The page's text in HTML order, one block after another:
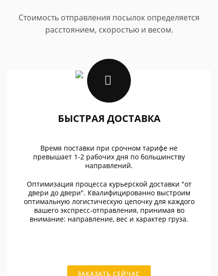
Стоимость отправления посылок определяется
расстоянием, скоростью и весом.
БЫСТРАЯ ДОСТАВКА
Время поставки при срочном тарифе не
превышает 1-2 рабочих дня по большинству
направлений.
Оптимизация процесса курьерской доставки "от
двери до двери". Квалифицированно выстроим
оптимальную логистическую цепочку для каждого
вашего экспресс-отправления, принимая во
внимание: направление, вес и характер груза.
ЗАКАЗАТЬ СЕЙЧАС